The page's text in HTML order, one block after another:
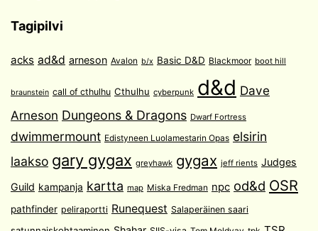
Tagipilvi
acks ad&d arneson Avalon b/x Basic D&D Blackmoor boot hill
braunstein call of cthulhu Cthulhu cyberpunk d&d Dave
Arneson Dungeons & Dragons Dwarf Fortress
dwimmermount Edistyneen Luolamestarin Opas elsirin
laakso gary gygax greyhawk gygax jeff rients Judges
Guild kampanja kartta map Miska Fredman npc od&d OSR
pathfinder peliraportti Runequest Salaperäinen saari